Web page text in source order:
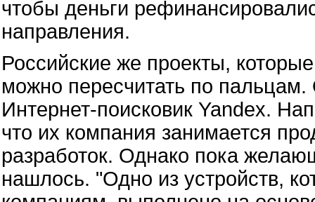
чтобы деньги
направления.
Российские же проекты,
можно пересчитать по
Интернет-поисковик Yandex.
что их компания занимается
разработок. Однако пока
нашлось. "Одно из устройств,